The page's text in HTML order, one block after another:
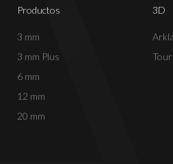
Productos
3 mm
3 mm Plus
6 mm
12 mm
20 mm
3D